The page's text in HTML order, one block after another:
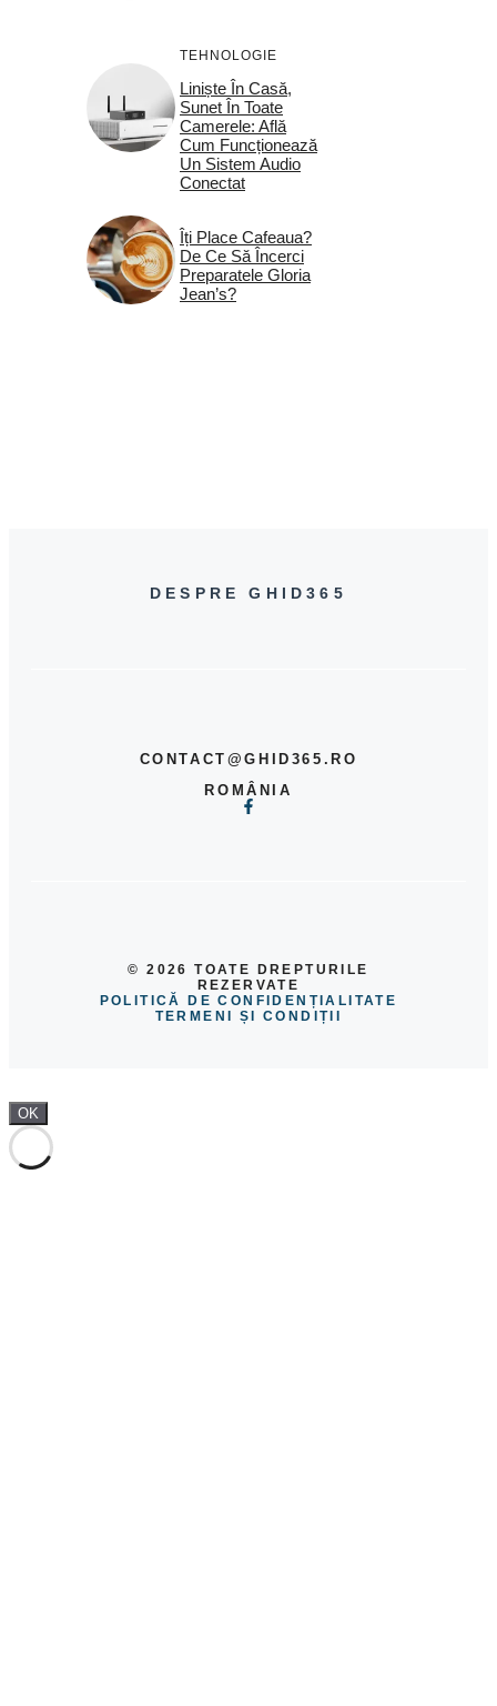
TEHNOLOGIE
Liniște În Casă,
Sunet În Toate
Camerele: Află
Cum Funcționează
Un Sistem Audio
Conectat
Îți Place Cafeaua?
De Ce Să Încerci
Preparatele Gloria
Jean’s?
DESPRE GHID365
CONTACT@GHID365.RO
ROMÂNIA
© 2026 TOATE DREPTURILE
REZERVATE
POLITICĂ DE CONFIDENȚIALITATE
TERMENI ȘI CONDIȚII
OK